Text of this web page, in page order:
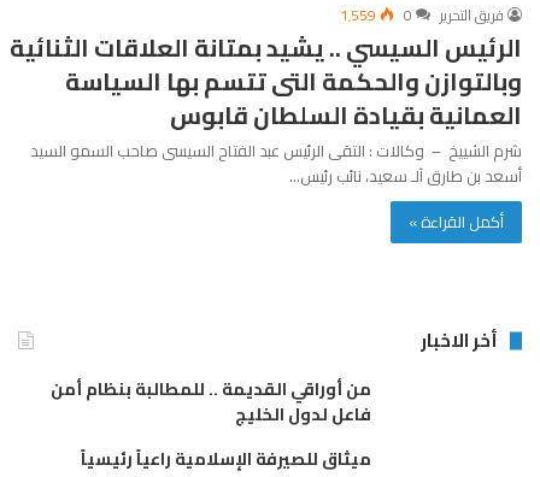
فريق التحرير
0 1٬559
الرئيس السيسي .. يشيد بمتانة العلاقات الثنائية
وبالتوازن والحكمة التى تتسم بها السياسة
العمانية بقيادة السلطان قابوس
شرم الشييخ – وكالات : التقى الرئيس عبد الفتاح السيسى صاحب السمو السيد
أسعد بن طارق آلـ سعيد، نائب رئيس…
أكمل القراءة »
أخر الاخبار
من أوراقي القديمة .. للمطالبة بنظام أمن
فاعل لدول الخليج
ميثاق للصيرفة الإسلامية راعياً رئيسياً